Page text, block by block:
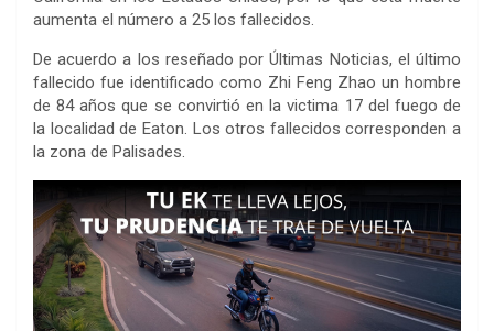
aumenta el número a 25 los fallecidos.
De acuerdo a los reseñado por Últimas Noticias, el último
fallecido fue identificado como Zhi Feng Zhao un hombre
de 84 años que se convirtió en la victima 17 del fuego de
la localidad de Eaton. Los otros fallecidos corresponden a
la zona de Palisades.